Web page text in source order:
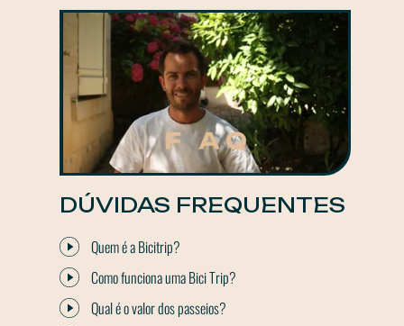
DÚVIDAS FREQUENTES
Quem é a Bicitrip?
Como funciona uma Bici Trip?
Qual é o valor dos passeios?